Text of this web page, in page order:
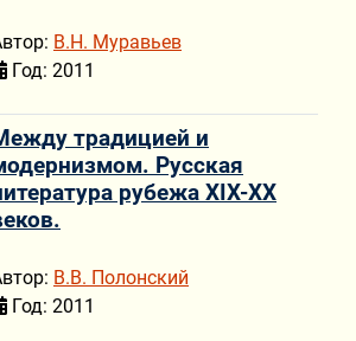
В.Н. Муравьев
Год: 2011
традицией и
Русская
рубежа XIX-XX
В.В. Полонский
Год: 2011